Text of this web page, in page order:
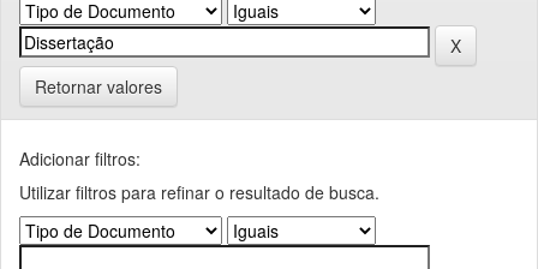
Retornar valores
Adicionar filtros:
Utilizar filtros para refinar o resultado de busca.